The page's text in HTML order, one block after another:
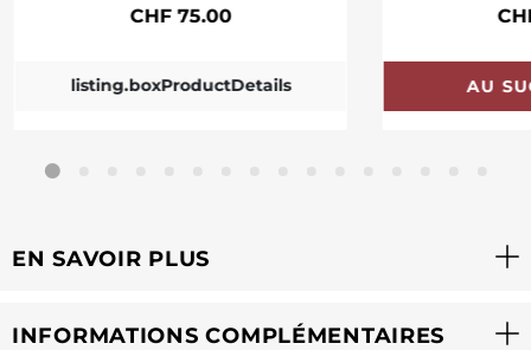
CHF 75.00
listing.boxProductDetails AU
EN SAVOIR PLUS
INFORMATIONS COMPLÉMENTAIRES